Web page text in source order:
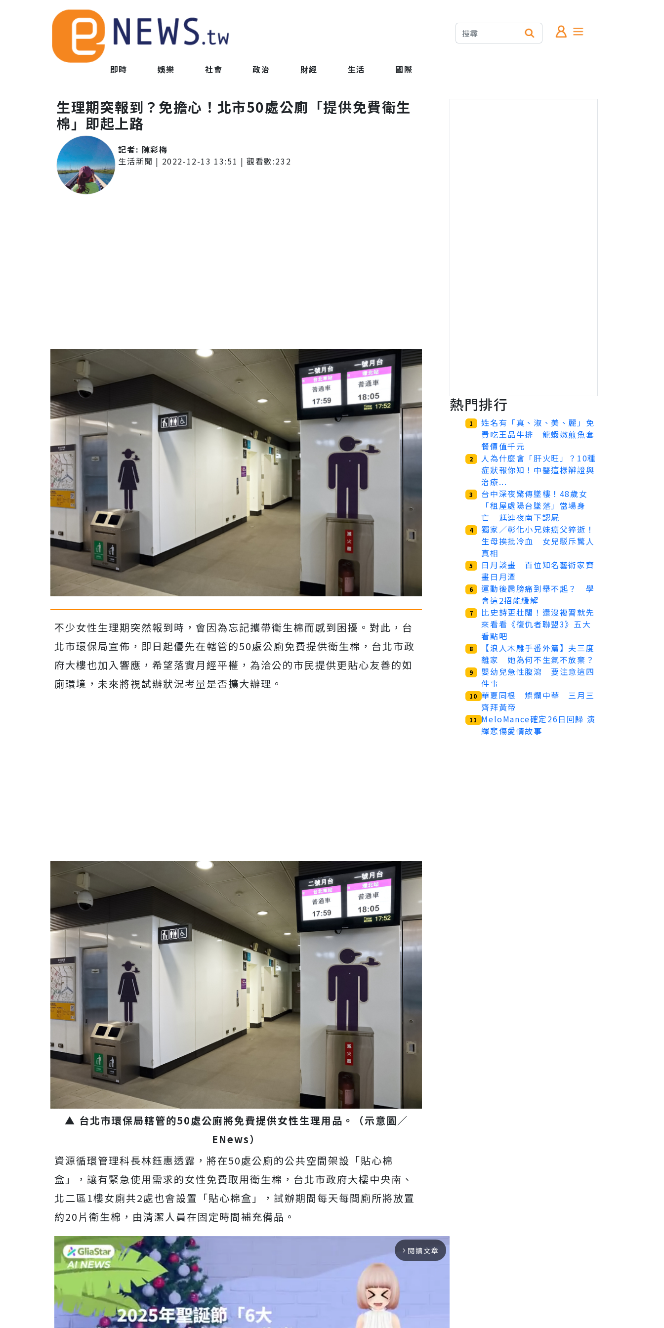
即時 娛樂 社會 政治 財經 生活 國際
生理期突報到？免擔心！北市50處公廁「提供免費衛生
棉」即起上路
記者: 陳彩梅
生活新聞 | 2022-12-13 13:51 | 觀看數:232
不少女性生理期突然報到時，會因為忘記攜帶衛生棉而感到困擾。對此，台
北市環保局宣佈，即日起優先在轄管的50處公廁免費提供衛生棉，台北市政
府大樓也加入響應，希望落實月經平權，為洽公的市民提供更貼心友善的如
廁環境，未來將視試辦狀況考量是否擴大辦理。
▲ 台北市環保局轄管的50處公廁將免費提供女性生理用品。（示意圖／
ENews）
資源循環管理科長林鈺惠透露，將在50處公廁的公共空間架設「貼心棉
盒」，讓有緊急使用需求的女性免費取用衛生棉，台北市政府大樓中央南、
北二區1樓女廁共2處也會設置「貼心棉盒」，試辦期間每天每間廁所將放置
約20片衛生棉，由清潔人員在固定時間補充備品。
arrow_forward_ios 閱讀文章
熱門排行
1
姓名有「真、淑、美、麗」免
費吃王品牛排 龍蝦嫩煎魚套
餐價值千元
2
人為什麼會「肝火旺」？10種
症狀報你知！中醫這樣辯證與
治療...
3
台中深夜驚傳墜樓！48歲女
「租屋處陽台墜落」當場身
亡 尪連夜南下認屍
4
獨家／彰化小兄妹癌父猝逝！
生母挨批冷血 女兒駁斥驚人
真相
5
日月談畫 百位知名藝術家齊
畫日月潭
6
運動後肩膀痛到舉不起？ 學
會這2招能緩解
7
比史詩更壯闊！還沒複習就先
來看看《復仇者聯盟3》五大
看點吧
8
【浪人木雕手番外篇】夫三度
離家 她為何不生氣不放棄？
9
嬰幼兒急性腹瀉 要注意這四
件事
10 華夏同根 燦爛中華 三月三
齊拜黃帝
11
MeloMance確定26日回歸 演
繹悲傷愛情故事